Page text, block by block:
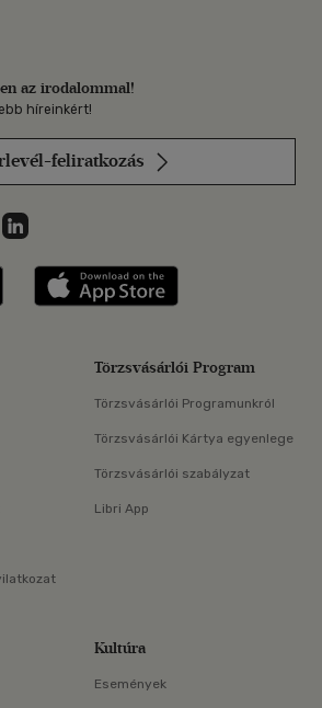
az irodalommal!
híreinkért!
feliratkozás
on
az Instagramon
Libri a LinkedInen
Libri applikáció Szerezd meg: Google
Törzsvásárlói Program
Törzsvásárlói Programunkról
Törzsvásárlói Kártya egyenlege
Törzsvásárlói szabályzat
Libri App
Kultúra
Események